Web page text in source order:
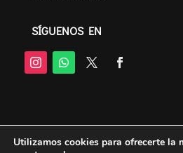
SÍGUENOS EN
AVISO LEGAL
Utilizamos cookies para ofrecerte la